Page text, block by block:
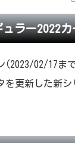
ュラー2022カ
(2023/02/17ま
を更新した新シ